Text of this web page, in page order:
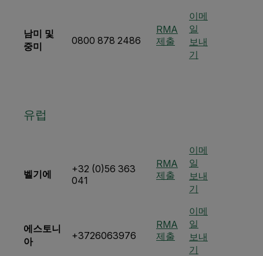
남미 및
중미
0800 878 2486
RMA
제출
이메
일
보내
기
유럽
벨기에
+32 (0)56 363
041
RMA
제출
이메
일
보내
기
에스토니
아
+3726063976
RMA
제출
이메
일
보내
기